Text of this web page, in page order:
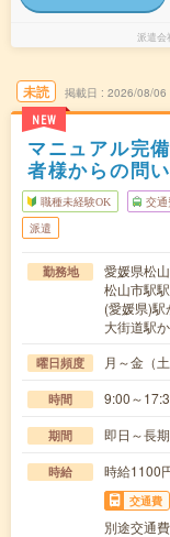
派遣会
未読
NEW
掲載日 2026/08/06
マニュアル完
者様からの問
職種未経験OK 交通
派遣
勤務地
愛媛県松
松山市駅
(愛媛県)
大街道駅
曜日頻度 月～金（
時間 9:00～
期間 即日～長
時給 時給1100
交通費
別途交通